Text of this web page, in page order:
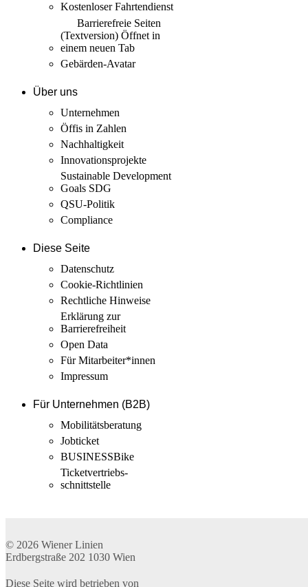
Kostenloser Fahrtendienst
Barrierefreie Seiten
(Textversion) Öffnet in
einem neuen Tab
Gebärden-Avatar
Über uns
Unternehmen
Öffis in Zahlen
Nachhaltigkeit
Innovations­projekte
Sustainable Development
Goals SDG
QSU-Politik
Compliance
Diese Seite
Datenschutz
Cookie-Richtlinien
Rechtliche Hinweise
Erklärung zur
Barrierefreiheit
Open Data
Für Mitarbeiter­*innen
Impressum
Für Unternehmen (B2B)
Mobilitäts­beratung
Jobticket
BUSINESSBike
Ticketvertriebs­
schnittstelle
© 2026 Wiener Linien
Erdbergstraße 202 1030 Wien
Diese Seite wird betrieben von